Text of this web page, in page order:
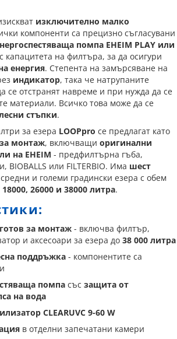
изключително малко
компоненти са прецизно съгласувани
помпа EHEIM PLAY или
капацитета на филтъра, за да осигури
енергия. Степента на замърсяване на
индикатор, така че натрупаните
се отстранят навреме и при нужда да се
материали. Всичко това може да се
стъпки.
за езера LOOPpro се предлагат като
монтаж, включващи оригинални
на EHEIM - предфилтърна гъба,
или FILTERBIO. Има шест
и големи градински езера с обем
18000, 26000 и 38000 литра.
за монтаж - включва филтър,
и аксесоари за езера до 38 000 литра
поддръжка - компонентите са
помпа със защита от
на вода
CLEARUVC 9-60 W
в отделни запечатани камери